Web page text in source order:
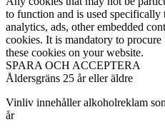
to function and is used specifically
analytics, ads, other embedded
cookies. It is mandatory to
these cookies on your website.
SPARA OCH ACCEPTERA
Åldersgräns 25 år eller äldre
Vinliv innehåller alkoholreklam
år